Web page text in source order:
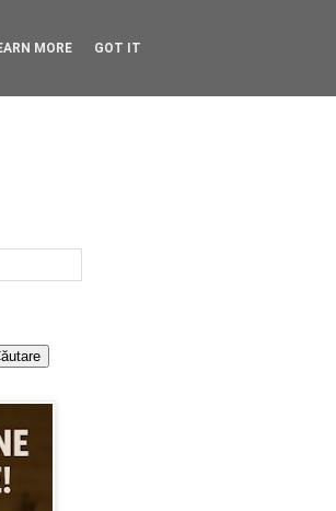
MORE GOT IT